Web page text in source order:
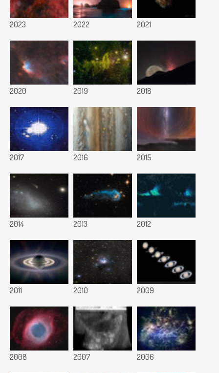
2023 2022 2021
2020 2019 2018
2017 2016 2015
2014 2013 2012
2011 2010 2009
2008 2007 2006